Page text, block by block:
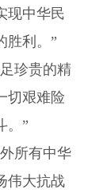
现中华民
胜利。”
珍贵的精
切艰难险
。”
所有中华
伟大抗战